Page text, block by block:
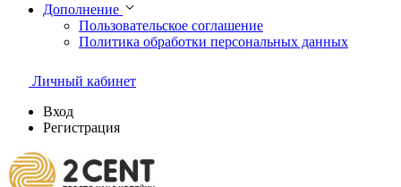
Дополнение
Пользовательское соглашение
Политика обработки персональных данных
Личный кабинет
Вход
Регистрация